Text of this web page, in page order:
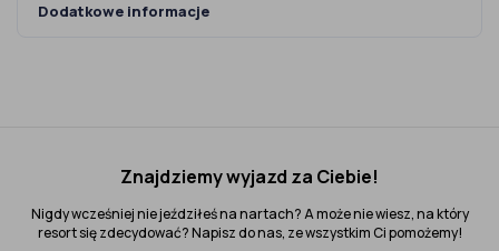
Dodatkowe informacje
Znajdziemy wyjazd za Ciebie!
Nigdy wcześniej nie jeździłeś na nartach? A może nie wiesz, na który
resort się zdecydować? Napisz do nas, ze wszystkim Ci pomożemy!